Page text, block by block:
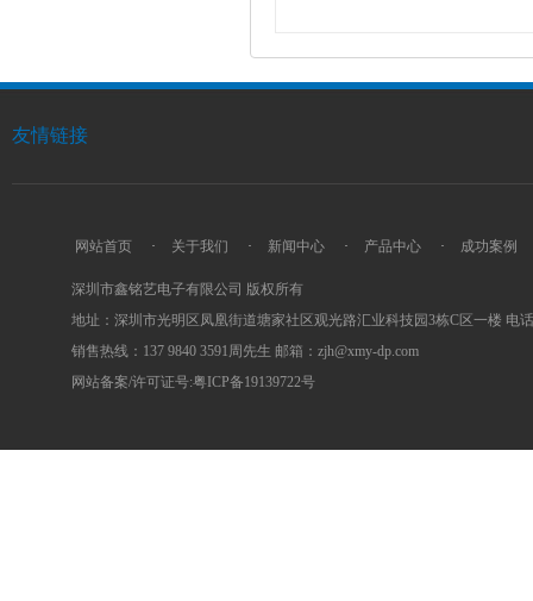
友情链接
网站首页 · 关于我们 · 新闻中心 · 产品中心 · 成功案例
深圳市鑫铭艺电子有限公司 版权所有
地址：深圳市光明区凤凰街道塘家社区观光路汇业科技园3栋C区一楼 电话
销售热线：137 9840 3591周先生 邮箱：zjh@xmy-dp.com
网站备案/许可证号:粤ICP备19139722号